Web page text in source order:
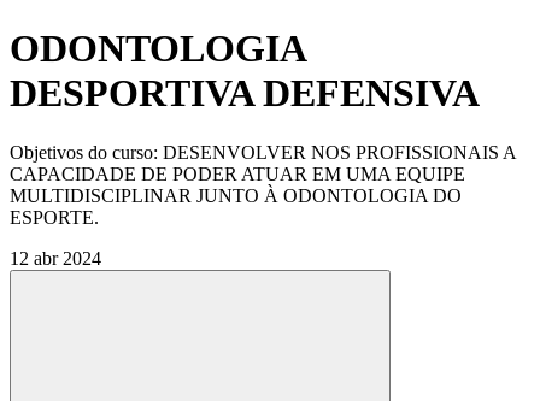
ODONTOLOGIA
DESPORTIVA DEFENSIVA
Objetivos do curso: DESENVOLVER NOS PROFISSIONAIS A
CAPACIDADE DE PODER ATUAR EM UMA EQUIPE
MULTIDISCIPLINAR JUNTO À ODONTOLOGIA DO
ESPORTE.
12 abr 2024